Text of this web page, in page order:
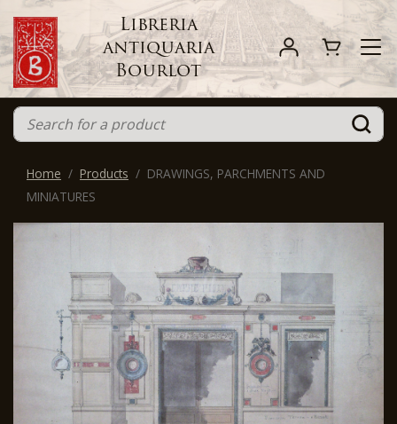
Libreria
antiquaria
Bourlot
Home Products
DRAWINGS, PARCHMENTS AND
MINIATURES